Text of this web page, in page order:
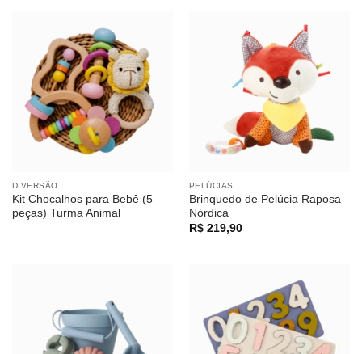
DIVERSÃO
Kit Chocalhos para Bebê (5
peças) Turma Animal
PELÚCIAS
Brinquedo de Pelúcia Raposa
Nórdica
R$219,90